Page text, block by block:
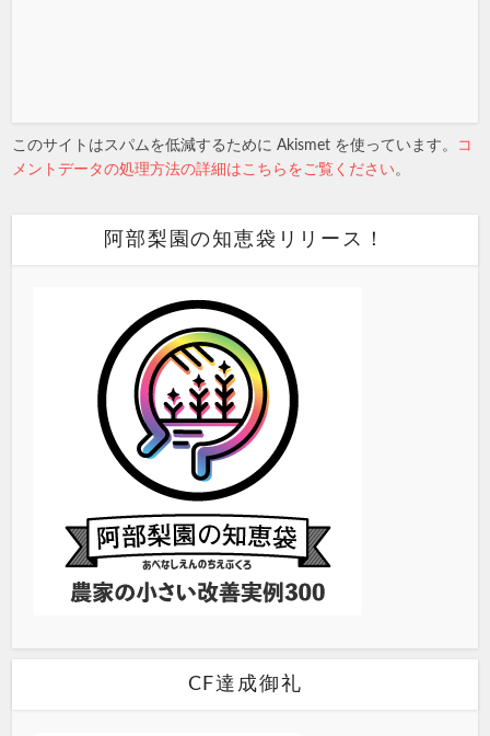
このサイトはスパムを低減するために Akismet を使っています。
コ
メントデータの処理方法の詳細はこちらをご覧ください。
阿部梨園の知恵袋リリース！
CF達成御礼